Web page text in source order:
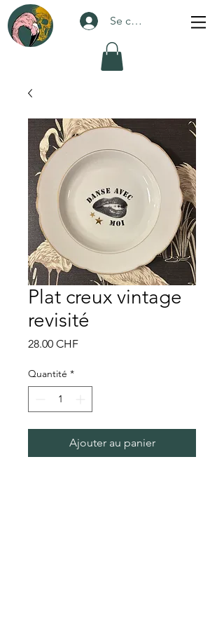
Se connecter
Plat creux vintage
revisité
28.00 CHFPrix
Quantité *
Ajouter au panier